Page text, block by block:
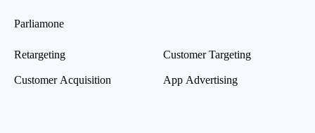
Parliamone
Retargeting
Customer Acquisition
Customer Targeting
App Advertising